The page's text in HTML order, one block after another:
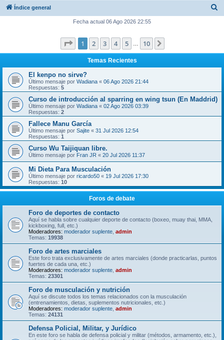
Índice general
a
r
Fecha actual 06 Ago 2026 22:55
Página de 10
1 2 3 4 5 10
Temas Recientes
El kenpo no sirve?
Último mensaje por Wadiana « 06 Ago 2026 21:44
Respuestas: 5
Curso de introducción al sparring en wing tsun (En Maddrid)
Último mensaje por Wadiana « 02 Ago 2026 03:39
Respuestas: 2
Fallece Manu García
Último mensaje por Sajite « 31 Jul 2026 12:54
Respuestas: 1
Curso Wu Taijiquan libre.
Último mensaje por Fran JR « 20 Jul 2026 11:37
Mi Dieta Para Musculación
Último mensaje por ricardo50 « 19 Jul 2026 17:30
Respuestas: 10
Foros de debate
Foro de deportes de contacto
Aquí se habla sobre cualquier deporte de contacto (boxeo, muay thai, MMA,
kickboxing, full, etc.)
Moderadores: moderador suplente admin
Temas: 19938
Foro de artes marciales
Este foro trata exclusivamente de artes marciales (donde practicarlas, puntos
fuertes de cada una, etc.)
Moderadores: moderador suplente admin
Temas: 23301
Foro de musculación y nutrición
Aquí se discute todos los temas relacionados con la musculación
(entrenamientos, dietas, suplementos nutricionales, etc.)
Moderadores: moderador suplente admin
Temas: 24131
Defensa Policial, Militar, y Jurídico
En este foro se habla de defensa policial y militar (métodos, armamento, etc.),